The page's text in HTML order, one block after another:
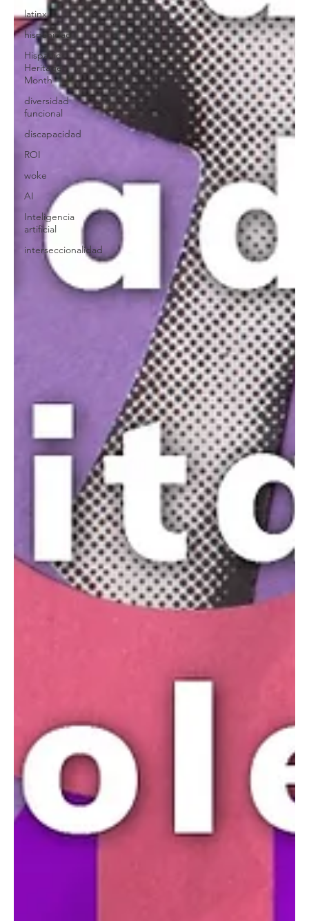
latinx
hispanidad
Hispanic
Heritage
Month
diversidad
funcional
discapacidad
ROI
woke
AI
Inteligencia
artificial
interseccionalidad